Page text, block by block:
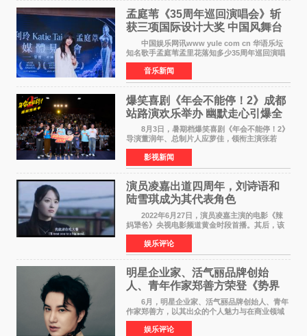
孟庭苇《35周年巡回演唱会》斩
获三项国际设计大奖 中国风舞台
美学获全球认可
中国娱乐网讯www yule com cn 华语乐坛
知名歌手孟庭苇孟里花落知多少35周年巡回演唱
会再传喜讯。该演唱会先后荣获美国MUSE
Creative Awards白金奖（Platinum Winner）、
英国London Design
音乐新闻
爆笑喜剧《年会不能停！2》成都
站路演欢乐举办 幽默走心引爆全
场共鸣
8月3日，暑期档爆笑喜剧《年会不能停！2》
导演董润年、总制片人应萝佳，领衔主演张若
昀、白客，惊喜出演庄达菲，特别主演孙艺洲，
特别出演田雨，友情出演欧阳奋强出席成都路
演，与观众近距离互
影视新闻
演员凌嘉出道四周年，刘诗语和
陆雪琪成为其代表角色
2022年6月27日，演员凌嘉主演的电影《辣
妈犟爸》央视电影频道黄金时段首播。其后，该
电影在央视电影频道多次复播（2022年8月10
日，2022年9月30日，2023年7月17日，2025年7
月14日）。除了多次复
娱乐评论
明星企业家、活气丽品牌创始
人、青年作家郑善方荣登《势界
POWERCIRCLES》6月刊
6月，明星企业家、活气丽品牌创始人、青年
作家郑善方，以其出众的个人魅力与在商业领域
的卓越建树，成功登上《势界
POWERCIRCLES》，展现了他在时尚与商业领
娱乐评论